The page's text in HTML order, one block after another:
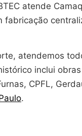
atende
fabricação
atendemos
inclui
CPFL,
.